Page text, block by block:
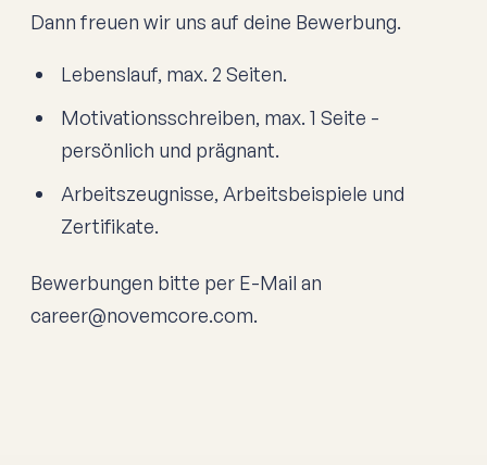
Dann freuen wir uns auf deine Bewerbung.
Lebenslauf, max. 2 Seiten.
Motivationsschreiben, max. 1 Seite -
persönlich und prägnant.
Arbeitszeugnisse, Arbeitsbeispiele und
Zertifikate.
Bewerbungen bitte per E-Mail an
career@novemcore.com.